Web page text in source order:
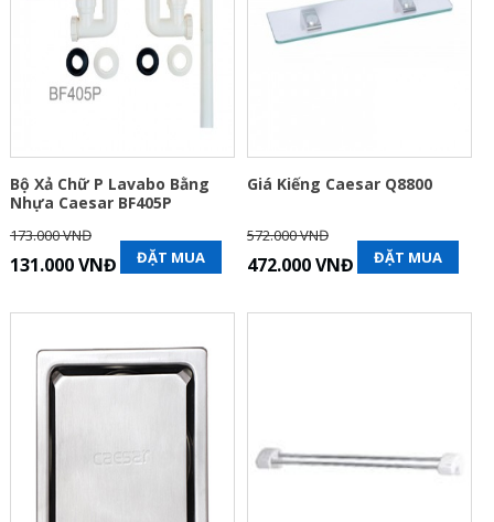
Bộ Xả Chữ P Lavabo Bằng
Nhựa Caesar BF405P
173.000 VNĐ
131.000 VNĐ ĐẶT MUA
Giá Kiếng Caesar Q8800
572.000 VNĐ
472.000 VNĐ ĐẶT MUA